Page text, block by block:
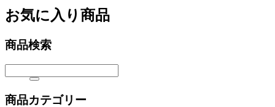
お気に入り商品
商品検索
商品カテゴリー